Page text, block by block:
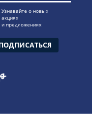
Узнавайте о новых
акциях
и предложениях